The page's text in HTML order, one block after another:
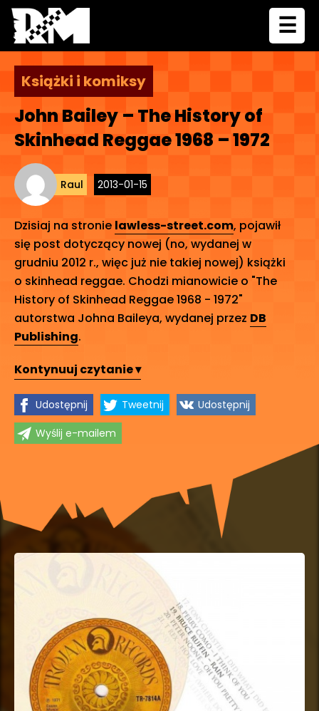
Książki i komiksy
John Bailey – The History of
Skinhead Reggae 1968 – 1972
Raul 2013-01-15
Dzisiaj na stronie lawless-street.com, pojawił
się post dotyczący nowej (no, wydanej w
grudniu 2012 r., więc już nie takiej nowej) książki
o skinhead reggae. Chodzi mianowicie o "The
History of Skinhead Reggae 1968 - 1972"
autorstwa Johna Baileya, wydanej przez DB
Publishing.
Kontynuuj czytanie ▾
Udostępnij Tweetnij
Udostępnij
Wyślij e-mailem
☰